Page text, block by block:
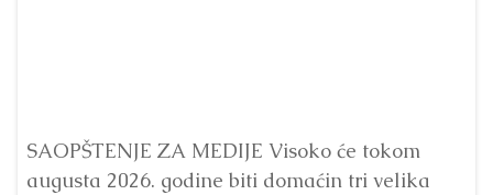
SAOPŠTENJE ZA MEDIJE Visoko će tokom
augusta 2026. godine biti domaćin tri velika